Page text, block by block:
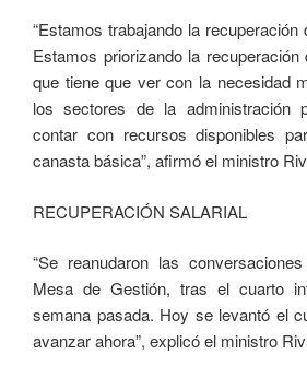
“Estamos trabajando la recuperación
Estamos priorizando la
que tiene que ver con la necesidad
los sectores de la administración
contar con recursos disponibles
canasta básica”, afirmó el ministro
RECUPERACIÓN SALARIAL
“Se reanudaron las
Mesa de Gestión, tras el cuarto
semana pasada. Hoy se levantó el
avanzar ahora”, explicó el ministro